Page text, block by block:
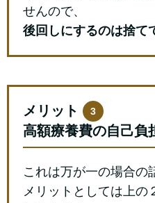
せんので、
後回しにするのは捨て
メリット 3
高額療養費の自己負
これは万が一の場合の
メリットとしては上の